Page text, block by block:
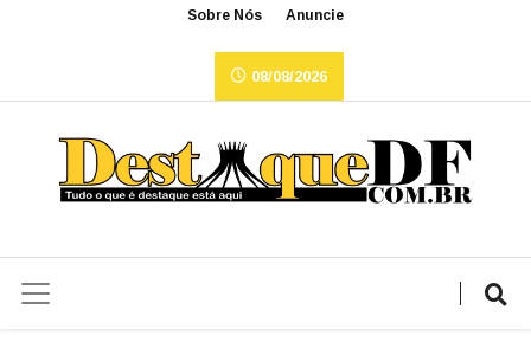
Sobre Nós Anuncie
08/08/2026